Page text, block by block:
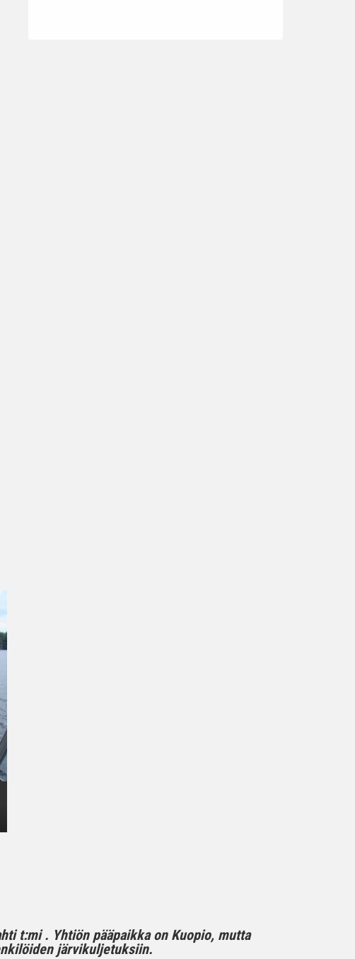
t:mi . Yhtiön pääpaikka on Kuopio, mutta
järvikuljetuksiin.